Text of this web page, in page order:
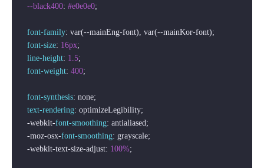
--black400: #e0e0e0;
font-family: var(--mainEng-font), var(--mainKor-font);
font-size: 16px;
line-height: 1.5;
font-weight: 400;
font-synthesis: none;
text-rendering: optimizeLegibility;
    -webkit-
font-smoothing: antialiased;
    -moz-osx-
font-smoothing: grayscale;
    -webkit-text-size-adjust:
100%;